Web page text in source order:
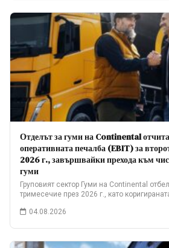
Отделът за гуми на Continental
оперативната печалба (EBIT) за
2026 г., завършвайки прехода към
гуми
Груповият сектор Гуми на Continental
тримесечие през 2026 г., като
04.08.2026